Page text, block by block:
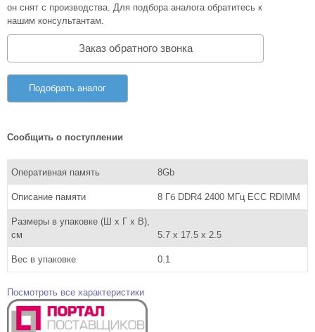
он снят с производства. Для подбора аналога обратитесь к
нашим консультантам.
Заказ обратного звонка
Подобрать аналог
Сообщить о поступлении
Оперативная память 8Gb
Описание памяти 8 Гб DDR4 2400 МГц ECC RDIMM
Размеры в упаковке (Ш x Г x В),
см
5.7 x 17.5 x 2.5
Вес в упаковке 0.1
Посмотреть все характеристики